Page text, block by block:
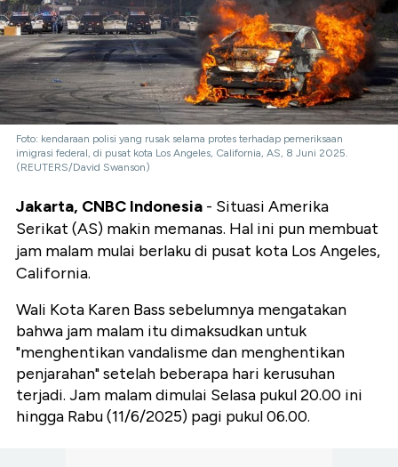
Foto: kendaraan polisi yang rusak selama protes terhadap pemeriksaan
imigrasi federal, di pusat kota Los Angeles, California, AS, 8 Juni 2025.
(REUTERS/David Swanson)
Jakarta, CNBC Indonesia - Situasi Amerika
Serikat (AS) makin memanas. Hal ini pun membuat
jam malam mulai berlaku di pusat kota Los Angeles,
California.
Wali Kota Karen Bass sebelumnya mengatakan
bahwa jam malam itu dimaksudkan untuk
"menghentikan vandalisme dan menghentikan
penjarahan" setelah beberapa hari kerusuhan
terjadi. Jam malam dimulai Selasa pukul 20.00 ini
hingga Rabu (11/6/2025) pagi pukul 06.00.